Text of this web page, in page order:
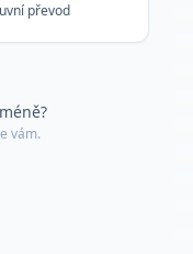
převod
vám.